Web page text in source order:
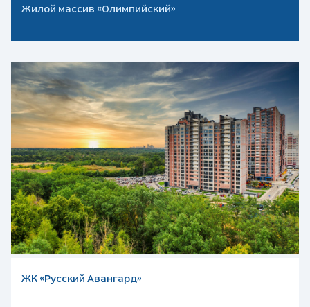
Жилой массив «Олимпийский»
ЖК «Русский Авангард»